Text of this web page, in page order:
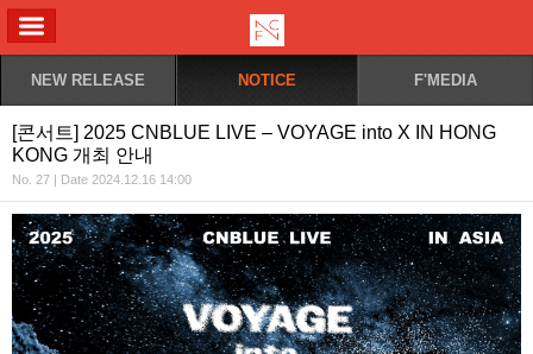
NEW RELEASE NOTICE F'MEDIA
[콘서트] 2025 CNBLUE LIVE – VOYAGE into X IN HONG
KONG 개최 안내
No. 27 | Date 2024.12.16 14:00